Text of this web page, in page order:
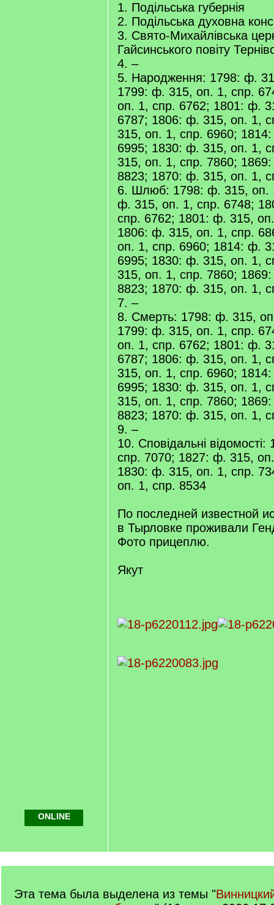
1. Подільська губернія
2. Подільська духовна
3. Свято-Михайлівська
Гайсинського повіту
4. –
5. Народження: 1798: ф.
1799: ф. 315, оп. 1, спр.
оп. 1, спр. 6762; 1801: ф.
6787; 1806: ф. 315, оп. 1,
315, оп. 1, спр. 6960;
6995; 1830: ф. 315, оп. 1,
315, оп. 1, спр. 7860;
8823; 1870: ф. 315, оп. 1,
6. Шлюб: 1798: ф. 315, оп.
ф. 315, оп. 1, спр. 6748;
спр. 6762; 1801: ф. 315,
1806: ф. 315, оп. 1, спр.
оп. 1, спр. 6960; 1814: ф.
6995; 1830: ф. 315, оп. 1,
315, оп. 1, спр. 7860;
8823; 1870: ф. 315, оп. 1,
7. –
8. Смерть: 1798: ф. 315,
1799: ф. 315, оп. 1, спр.
оп. 1, спр. 6762; 1801: ф.
6787; 1806: ф. 315, оп. 1,
315, оп. 1, спр. 6960;
6995; 1830: ф. 315, оп. 1,
315, оп. 1, спр. 7860;
8823; 1870: ф. 315, оп. 1,
9. –
10. Сповідальні
спр. 7070; 1827: ф. 315,
1830: ф. 315, оп. 1, спр.
оп. 1, спр. 8534
По последней известной
в Тырловке проживали
Фото прицеплю.
Якут
ONLINE
Эта тема была выделена из темы "